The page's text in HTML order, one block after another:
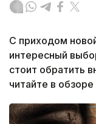
С приходом
интересный
стоит обратить
читайте в